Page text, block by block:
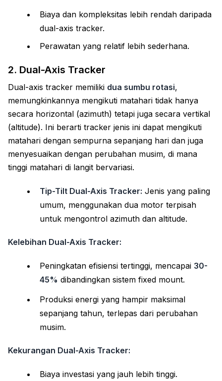
Biaya dan kompleksitas lebih rendah daripada
dual-axis tracker.
Perawatan yang relatif lebih sederhana.
2. Dual-Axis Tracker
Dual-axis tracker memiliki dua sumbu rotasi,
memungkinkannya mengikuti matahari tidak hanya
secara horizontal (azimuth) tetapi juga secara vertikal
(altitude). Ini berarti tracker jenis ini dapat mengikuti
matahari dengan sempurna sepanjang hari dan juga
menyesuaikan dengan perubahan musim, di mana
tinggi matahari di langit bervariasi.
Tip-Tilt Dual-Axis Tracker: Jenis yang paling
umum, menggunakan dua motor terpisah
untuk mengontrol azimuth dan altitude.
Kelebihan Dual-Axis Tracker:
Peningkatan efisiensi tertinggi, mencapai 30-
45% dibandingkan sistem fixed mount.
Produksi energi yang hampir maksimal
sepanjang tahun, terlepas dari perubahan
musim.
Kekurangan Dual-Axis Tracker:
Biaya investasi yang jauh lebih tinggi.